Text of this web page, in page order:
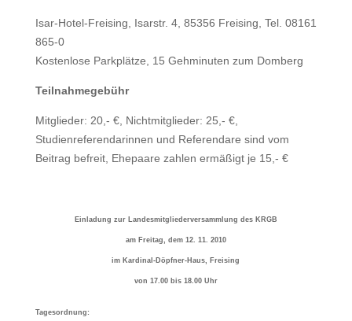
Isar-Hotel-Freising, Isarstr. 4, 85356 Freising, Tel. 08161
865-0
Kostenlose Parkplätze, 15 Gehminuten zum Domberg
Teilnahmegebühr
Mitglieder: 20,- €, Nichtmitglieder: 25,- €,
Studienreferendarinnen und Referendare sind vom
Beitrag befreit, Ehepaare zahlen ermäßigt je 15,- €
Einladung zur Landesmitgliederversammlung des KRGB
am Freitag, dem 12. 11. 2010
im Kardinal-Döpfner-Haus, Freising
von 17.00 bis 18.00 Uhr
Tagesordnung: